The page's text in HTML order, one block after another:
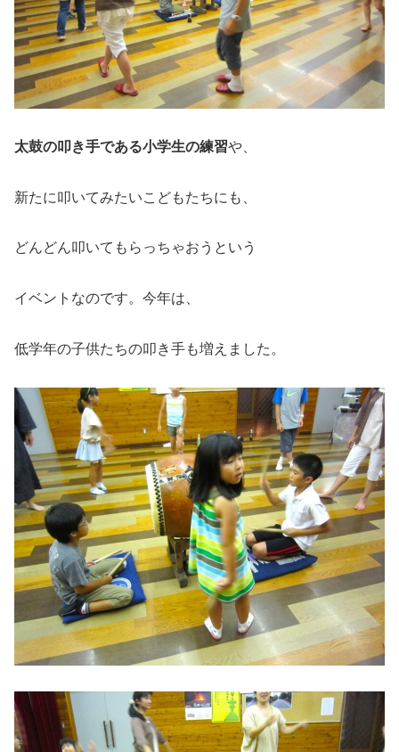
太鼓の叩き手である小学生の練習や、
新たに叩いてみたいこどもたちにも、
どんどん叩いてもらっちゃおうという
イベントなのです。今年は、
低学年の子供たちの叩き手も増えました。